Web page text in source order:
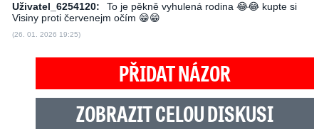
Uživatel_6254120:
To je pěkně vyhulená rodina 😂😂 kupte si
Visiny proti červenejm očím 😁😁
(26. 01. 2026 19:25)
PŘIDAT NÁZOR
ZOBRAZIT CELOU DISKUSI